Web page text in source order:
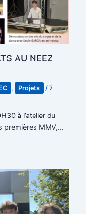
AU NEEZ
, Projets /7
à l’atelier du
premières MMV,…